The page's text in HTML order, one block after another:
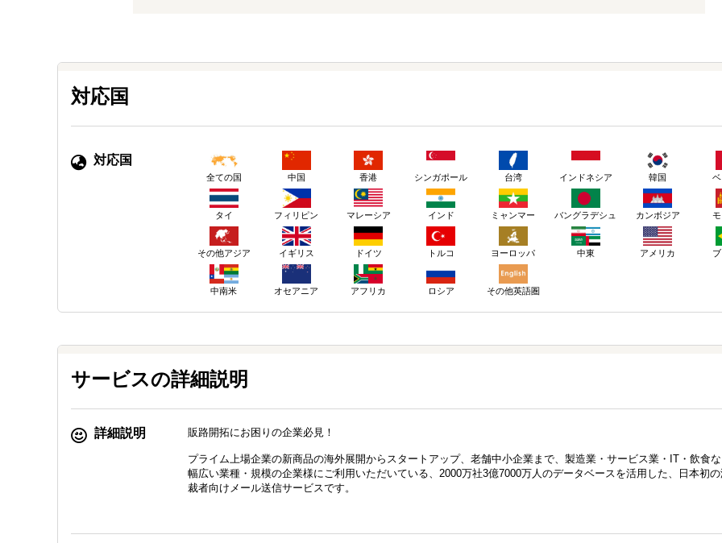
対応国
対応国
全ての国 中国 香港 シンガポール 台湾 インドネシア 韓国
タイ フィリピン マレーシア インド ミャンマー バングラデシュ カンボジア
その他アジア イギリス ドイツ トルコ ヨーロッパ 中東 アメリカ
中南米 オセアニア アフリカ ロシア その他英語圏
サービスの詳細説明
詳細説明 販路開拓にお困りの企業必見！
プライム上場企業の新商品の海外展開からスタートアップ、老舗中小企業まで、製造業・サービス業・IT・飲食
幅広い業種・規模の企業様にご利用いただいている、2000万社3億7000万人のデータベースを活用した、日本初
裁者向けメール送信サービスです。